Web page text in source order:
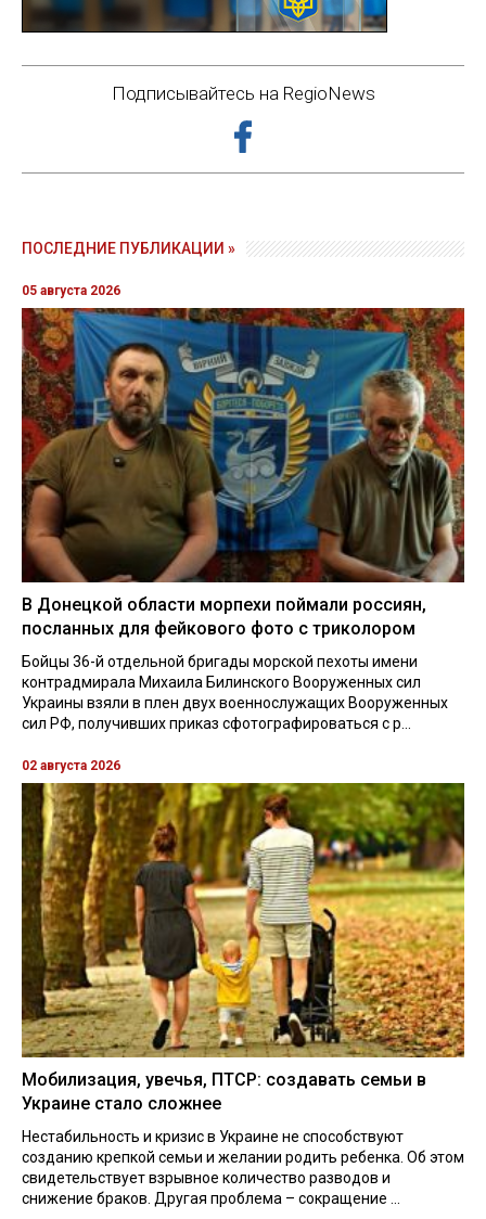
Подписывайтесь на RegioNews
ПОСЛЕДНИЕ ПУБЛИКАЦИИ »
05 августа 2026
В Донецкой области морпехи поймали россиян,
посланных для фейкового фото с триколором
Бойцы 36-й отдельной бригады морской пехоты имени
контрадмирала Михаила Билинского Вооруженных сил
Украины взяли в плен двух военнослужащих Вооруженных
сил РФ, получивших приказ сфотографироваться с р...
02 августа 2026
Мобилизация, увечья, ПТСР: создавать семьи в
Украине стало сложнее
Нестабильность и кризис в Украине не способствуют
созданию крепкой семьи и желании родить ребенка. Об этом
свидетельствует взрывное количество разводов и
снижение браков. Другая проблема – сокращение ...